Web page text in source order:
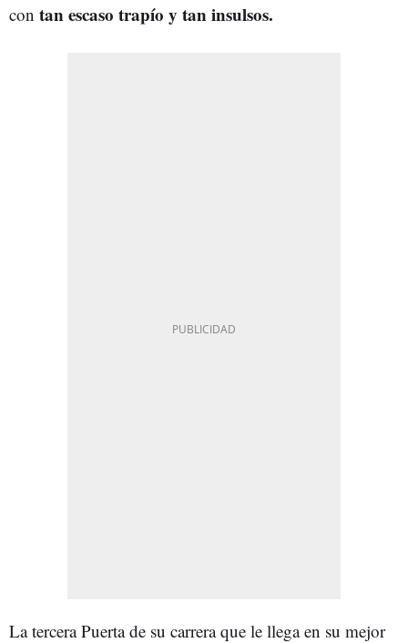
con tan escaso trapío y tan insulsos.
La tercera Puerta de su carrera que le llega en su mejor